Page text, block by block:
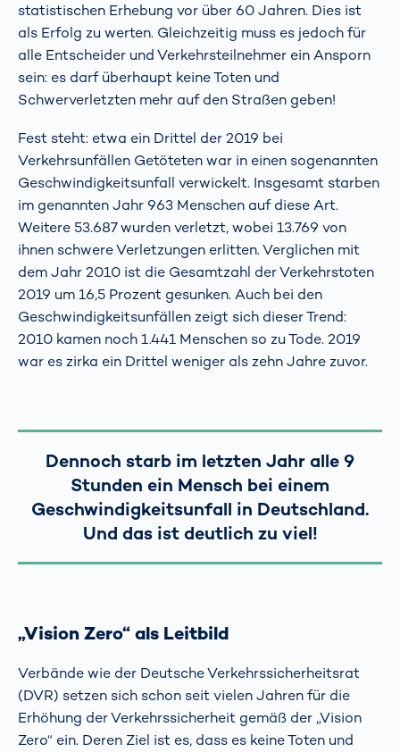
statistischen Erhebung vor über 60 Jahren. Dies ist
als Erfolg zu werten. Gleichzeitig muss es jedoch für
alle Entscheider und Verkehrsteilnehmer ein Ansporn
sein: es darf überhaupt keine Toten und
Schwerverletzten mehr auf den Straßen geben!
Fest steht: etwa ein Drittel der 2019 bei
Verkehrsunfällen Getöteten war in einen sogenannten
Geschwindigkeitsunfall verwickelt. Insgesamt starben
im genannten Jahr 963 Menschen auf diese Art.
Weitere 53.687 wurden verletzt, wobei 13.769 von
ihnen schwere Verletzungen erlitten. Verglichen mit
dem Jahr 2010 ist die Gesamtzahl der Verkehrstoten
2019 um 16,5 Prozent gesunken. Auch bei den
Geschwindigkeitsunfällen zeigt sich dieser Trend:
2010 kamen noch 1.441 Menschen so zu Tode. 2019
war es zirka ein Drittel weniger als zehn Jahre zuvor.
Dennoch starb im letzten Jahr alle 9
Stunden ein Mensch bei einem
Geschwindigkeitsunfall in Deutschland.
Und das ist deutlich zu viel!
„Vision Zero“ als Leitbild
Verbände wie der Deutsche Verkehrssicherheitsrat
(DVR) setzen sich schon seit vielen Jahren für die
Erhöhung der Verkehrssicherheit gemäß der „Vision
Zero“ ein. Deren Ziel ist es, dass es keine Toten und